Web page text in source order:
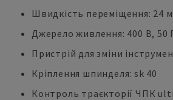
Швидкість переміщення: 24
Джерело живлення: 400 В, 50
Пристрій для зміни
Кріплення шпинделя: sk 40
Контроль траєкторії ЧПК